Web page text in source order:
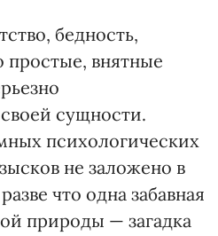
бедность,
простые, внятные
сущности.
психологических
не заложено в
что одна забавная
природы — загадка